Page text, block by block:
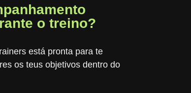
o treino?
está pronta para te
os teus objetivos dentro do